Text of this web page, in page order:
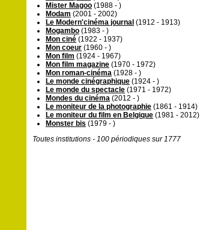
Mister Magoo (1988 - )
Modam (2001 - 2002)
Le Modern'cinéma journal (1912 - 1913)
Mogambo (1983 - )
Mon ciné (1922 - 1937)
Mon coeur (1960 - )
Mon film (1924 - 1967)
Mon film magazine (1970 - 1972)
Mon roman-cinéma (1928 - )
Le monde cinégraphique (1924 - )
Le monde du spectacle (1971 - 1972)
Mondes du cinéma (2012 - )
Le moniteur de la photographie (1861 - 1914)
Le moniteur du film en Belgique (1981 - 2012)
Monster bis (1979 - )
Toutes institutions - 100 périodiques sur 1777